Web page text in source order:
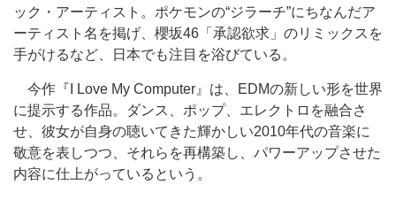
ック・アーティスト。ポケモンの“ジラーチ”にちなんだア
ーティスト名を掲げ、櫻坂46「承認欲求」のリミックスを
手がけるなど、日本でも注目を浴びている。
今作『I Love My Computer』は、EDMの新しい形を世界
に提示する作品。ダンス、ポップ、エレクトロを融合さ
せ、彼女が自身の聴いてきた輝かしい2010年代の音楽に
敬意を表しつつ、それらを再構築し、パワーアップさせた
内容に仕上がっているという。